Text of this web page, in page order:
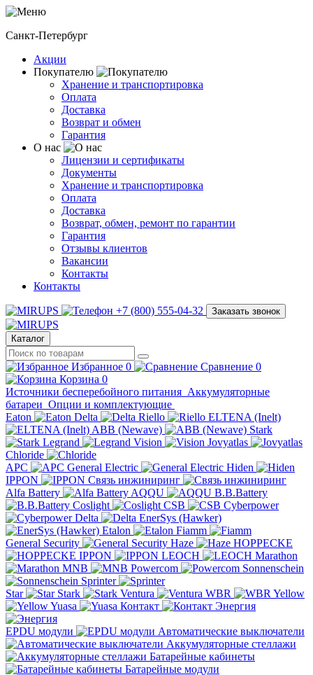
Санкт-Петербург
Акции
Покупателю
Хранение и транспортировка
Оплата
Доставка
Возврат и обмен
Гарантия
О нас
Лицензии и сертификаты
Документы
Хранение и транспортировка
Оплата
Доставка
Возврат, обмен, ремонт по гарантии
Гарантия
Отзывы клиентов
Вакансии
Контакты
Контакты
+7 (800) 555-04-32 Заказать звонок
Каталог
Избранное 0 Сравнение 0
Корзина 0
Источники бесперебойного питания Аккумуляторные
батареи Опции и комплектующие
Eaton
Delta Riello
ELTENA (Inelt)
ABB (Newave)
Stark
Legrand
Vision
Jovyatlas
Chloride
APC
General Electric
Hiden
IPPON
Связь инжиниринг
Alfa Battery
AQQU
B.B.Battery
Coslight
CSB
Cyberpower
Delta
EnerSys (Hawker)
Etalon
Fiamm
General Security
Haze
HOPPECKE
IPPON
LEOCH
Marathon
MNB
Powercom
Sonnenschein
Sprinter
Star
Stark Ventura WBR
Yellow
Yuasa
Контакт Энергия
EPDU модули
Автоматические выключатели
Аккумуляторные стеллажи
Батарейные кабинеты
Батарейные модули